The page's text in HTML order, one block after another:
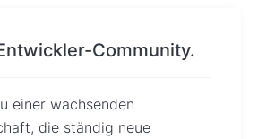
Community.
einer wachsenden
die ständig neue